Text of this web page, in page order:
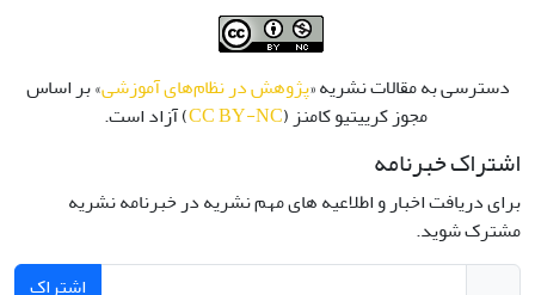
دسترسی به مقالات نشریه «پژوهش در نظام‌های آموزشی» بر اساس
مجوز کرییتیو کامنز (CC BY-NC) آزاد است.
اشتراک خبرنامه
برای دریافت اخبار و اطلاعیه های مهم نشریه در خبرنامه نشریه
مشترک شوید.
اشتراک